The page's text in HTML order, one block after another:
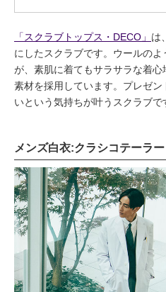
「スクラブトップス・DECO」 は
にしたスクラブです。ウールの
が、素肌に着てもサラサラな着
素材を採用しています。プレゼ
いという気持ちが叶うスクラブで
メンズ白衣:クラシコテーラー